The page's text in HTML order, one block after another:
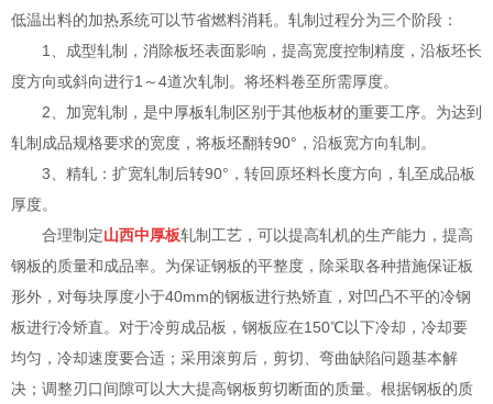
低温出料的加热系统可以节省燃料消耗。轧制过程分为三个阶段：
1、成型轧制，消除板坯表面影响，提高宽度控制精度，沿板坯长
度方向或斜向进行1～4道次轧制。将坯料卷至所需厚度。
2、加宽轧制，是中厚板轧制区别于其他板材的重要工序。为达到
轧制成品规格要求的宽度，将板坯翻转90°，沿板宽方向轧制。
3、精轧：扩宽轧制后转90°，转回原坯料长度方向，轧至成品板
厚度。
合理制定山西中厚板轧制工艺，可以提高轧机的生产能力，提高
钢板的质量和成品率。为保证钢板的平整度，除采取各种措施保证板
形外，对每块厚度小于40mm的钢板进行热矫直，对凹凸不平的冷钢
板进行冷矫直。对于冷剪成品板，钢板应在150℃以下冷却，冷却要
均匀，冷却速度要合适；采用滚剪后，剪切、弯曲缺陷问题基本解
决；调整刃口间隙可以大大提高钢板剪切断面的质量。根据钢板的质